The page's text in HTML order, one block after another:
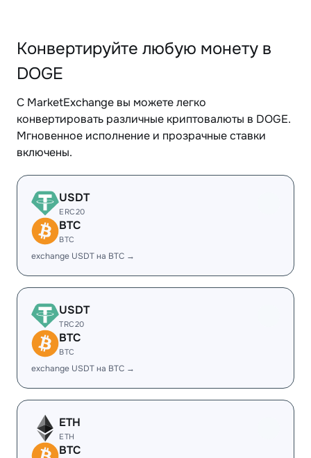
Конвертируйте любую монету в
DOGE
С MarketExchange вы можете легко
конвертировать различные криптовалюты в DOGE.
Мгновенное исполнение и прозрачные ставки
включены.
USDT
ERC20
BTC
BTC
exchange USDT на BTC →
USDT
TRC20
BTC
BTC
exchange USDT на BTC →
ETH
ETH
BTC